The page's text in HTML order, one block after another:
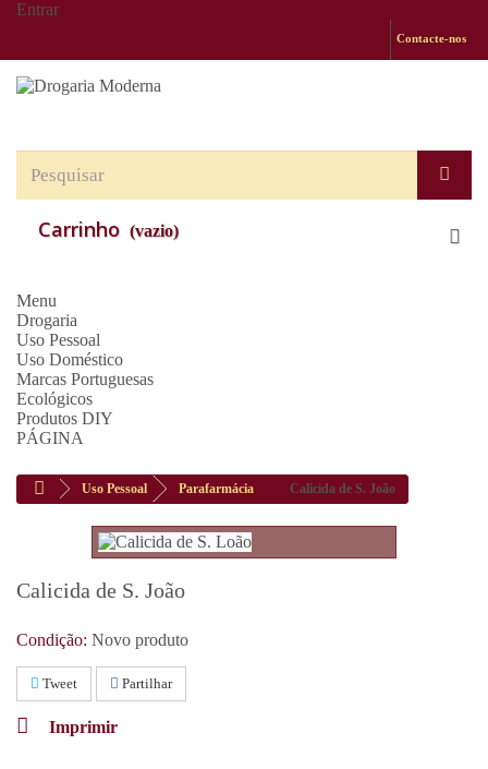
Entrar
Contacte-nos
Carrinho (vazio)
Menu
Drogaria
Uso Pessoal
Uso Doméstico
Marcas Portuguesas
Ecológicos
Produtos DIY
PÁGINA
Uso Pessoal Parafarmácia Calicida de S. João
Calicida de S. João
Condição: Novo produto
Tweet Partilhar
Imprimir